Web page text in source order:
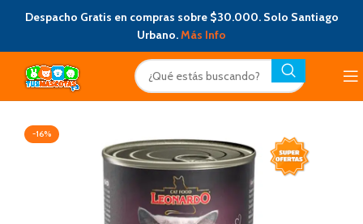
Despacho Gratis en compras sobre $30.000. Solo Santiago
Urbano.Más Info
-16%